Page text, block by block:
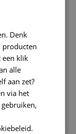
1.5 cm x
€
Denk
producten
een klik
alle
aan zet?
via het